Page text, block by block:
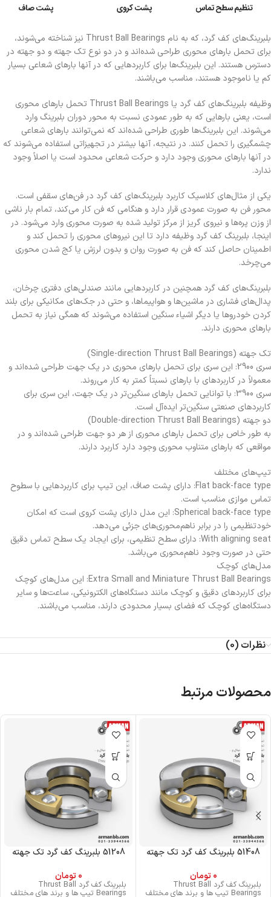
بلبرینگ‌های کف گرد، که به نام Thrust Ball Bearings نیز شناخته می‌شوند،
برای تحمل بارهای محوری طراحی شده‌اند و در دو نوع تک جهته و دو جهته در
دسترس هستند. این بلبرینگ‌ها برای کاربردهایی که در آنها بارهای شعاعی بسیار
کم یا ناموجود هستند، مناسب می‌باشند.
وظیفه بلبرینگ‌های کف گرد یا Thrust Ball Bearings تحمل بارهای محوری
است، یعنی بارهایی که به طور عمودی نسبت به محور دوران بلبرینگ وارد
می‌شوند. این بلبرینگ‌ها طوری طراحی شده‌اند که نمی‌توانند بارهای شعاعی
چشمگیری را تحمل کنند. در نتیجه، آنها بیشتر در تجهیزاتی استفاده می‌شوند که
در آنها بارهای محوری وجود دارد و حرکت شعاعی محدود است یا اصلاً وجود
ندارد.
یکی از مثال‌های کلاسیک کاربرد بلبرینگ‌های کف گرد در فن‌های سقفی است.
محور فن به صورت عمودی قرار دارد و هنگامی که فن کار می‌کند، تمام بار ناشی
از وزن پره‌ها و نیروی گریز از مرکز تولید شده به صورت محوری وارد می‌شود. در
اینجا، بلبرینگ کف گرد وظیفه دارد تا این نیروهای محوری را تحمل کند و
اطمینان حاصل کند که فن به صورت روان و بدون لرزش یا کج شدن محوری
می‌چرخد.
بلبرینگ‌های کف گرد همچنین در کاربردهایی مانند صندلی‌های دفتری چرخان،
پدال‌های فشاری در ماشین‌ها و هواپیماها، و حتی در جک‌های مکانیکی برای بلند
کردن خودروها یا دیگر اشیاء سنگین استفاده می‌شوند که همگی نیاز به تحمل
بارهای محوری دارند.
تک جهته (Single-direction Thrust Ball Bearings)
سری 2900: این سری برای تحمل بارهای محوری در یک جهت طراحی شده‌اند و
معمولاً در کاربردهای با بارهای نسبتاً کمتر به کار می‌روند.
سری 3900: با توانایی تحمل بارهای سنگین‌تر در یک جهت، این سری برای
کاربردهای صنعتی سنگین‌تر ایده‌آل است.
دو جهته (Double-direction Thrust Ball Bearings)
به طور خاص برای تحمل بارهای محوری از هر دو جهت طراحی شده‌اند و در
مواقعی که بارهای متناوب محوری وجود دارد کاربرد دارند.
تیپ‌های مختلف
Flat back-face type: دارای پشت صاف، این تیپ برای کاربردهایی با سطوح
تماس موازی مناسب است.
Spherical back-face type: این مدل دارای پشت کروی است که امکان
خودتنظیمی را در برابر ناهم‌محوری‌های جزئی می‌دهد.
With aligning seat: دارای سطح تنظیمی، برای ایجاد یک سطح تماس دقیق
حتی در صورت وجود ناهم‌محوری می‌باشد.
مدل‌های کوچک
Extra Small and Miniature Thrust Ball Bearings: این مدل‌های کوچک
برای کاربردهای دقیق و کوچک مانند دستگاه‌های الکترونیکی، ساعت‌ها و سایر
دستگاه‌های کوچک که فضای بسیار محدودی دارند، مناسب می‌باشند.
نظرات (0)
محصولات مرتبط
51408 بلبرینگ کف گرد تک جهته
0 تومان
بلبرینگ کف گرد Thrust Ball
Bearings تیپ ها و برند های مختلف
51208 بلبرینگ کف گرد تک جهته
0 تومان
بلبرینگ کف گرد Thrust Ball
Bearings تیپ ها و برند های مختلف